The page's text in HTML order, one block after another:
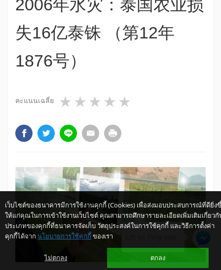
2006年水灾：泰国农业损
失16亿泰铢 （第12年
1876号）
คะแนนเฉลี่ย 4 stars
3 stars
2 stars
1 star
เว็บไซต์ของธนาคารมีการใช้งานคุกกี้ (Cookies) เพื่อส่งมอบประสบการณ์ที่ดียิ่ง
ให้แก่คุณในการเข้าใช้งานเว็บไซต์ คุณสามารถศึกษารายละเอียดเพิ่มเติมเกี่ยวกั
ประเภทของคุกกี้ที่ธนาคารจัดเก็บ วัตถุประสงค์ในการใช้คุกกี้ และวิธีการตั้งค่า
คุกกี้ได้จาก นโยบายการใช้คุกกี้ ของเรา
ไม่ตกลง ตกลง